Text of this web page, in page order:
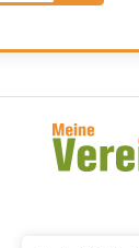
Experten wenden
persönlich mit Rat